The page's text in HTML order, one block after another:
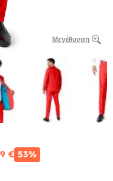
Μεγέθυνση
€ 53%